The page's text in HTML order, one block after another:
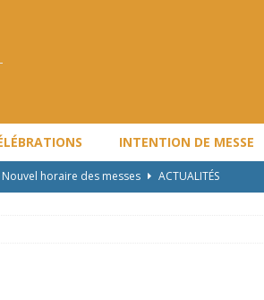
INTENTION DE MESSE
Nouvel horaire des messes
ACTUALITÉS